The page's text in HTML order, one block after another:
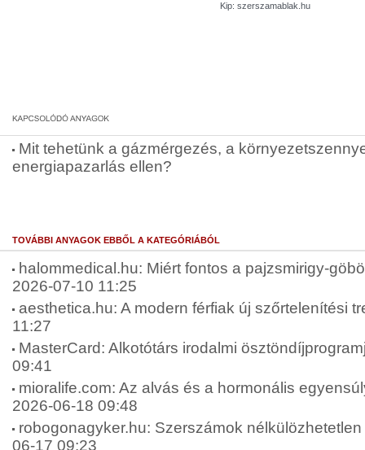
Kip: szerszamablak.hu
Mit tehetünk a gázmérgezés, a
energiapazarlás ellen?
TOVÁBBI ANYAGOK EBBŐL A KATEGÓRIÁBÓL
halommedical.hu: Miért fontos a pajzsmirigy-
2026-07-10 11:25
aesthetica.hu: A modern férfiak új szőrtelenítési
11:27
MasterCard: Alkotótárs irodalmi
09:41
mioralife.com: Az alvás és a hormonális
2026-06-18 09:48
robogonagyker.hu: Szerszámok
06-17 09:23